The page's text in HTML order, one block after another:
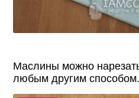
Маслины можно
любым другим способом.